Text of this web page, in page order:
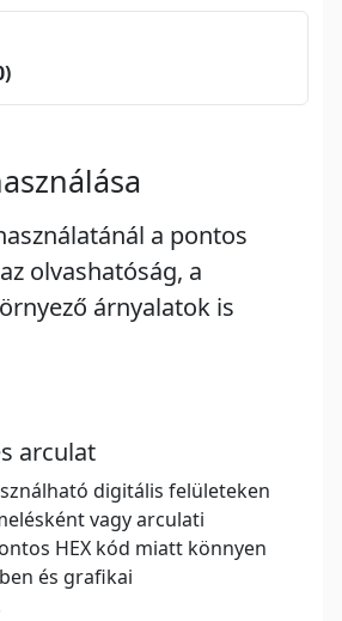
a pontos
olvashatóság, a
árnyalatok is
arculat
digitális felületeken
vagy arculati
HEX kód miatt könnyen
és grafikai